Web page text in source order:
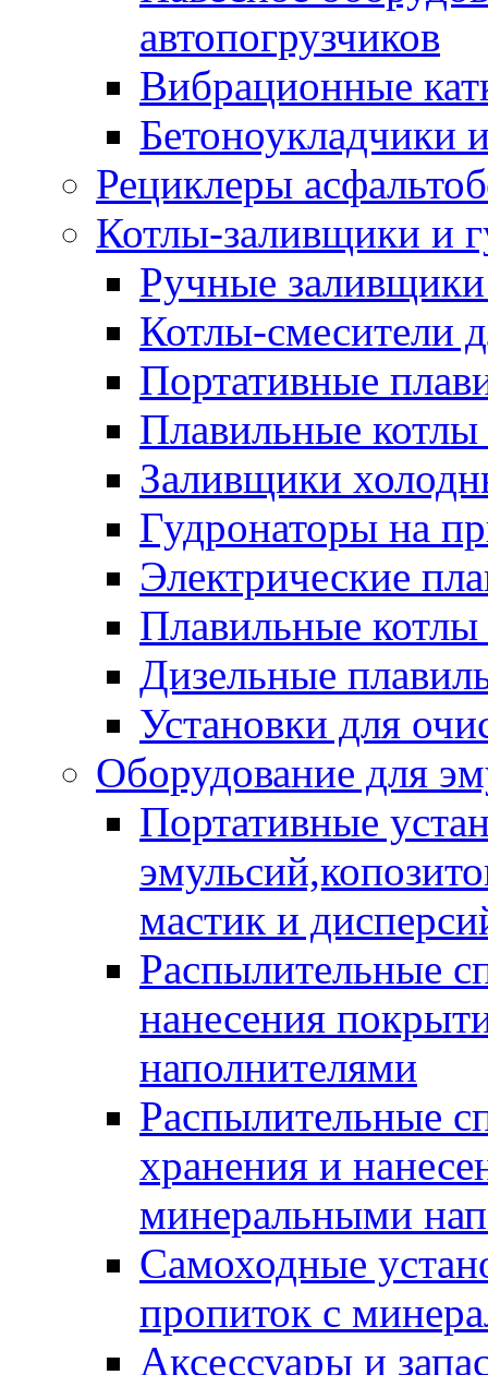
автопогрузчиков
Вибрационные
Бетоноукладчики
Рециклеры
Котлы-заливщики и
Ручные заливщики
Котлы-смесители
Портативные
Плавильные
Заливщики
Гудронаторы на
Электрические
Плавильные
Дизельные
Установки для
Оборудование для
Портативные
мастик и
Распылительные
нанесения
наполнителями
Распылительные
хранения и
минеральными
Самоходные
пропиток с
Аксессуары и